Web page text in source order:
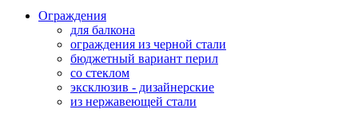
Ограждения
для балкона
ограждения из черной стали
бюджетный вариант перил
со стеклом
эксклюзив - дизайнерские
из нержавеющей стали